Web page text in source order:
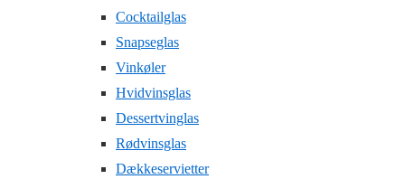
Cocktailglas
Snapseglas
Vinkøler
Hvidvinsglas
Dessertvinglas
Rødvinsglas
Dækkeservietter